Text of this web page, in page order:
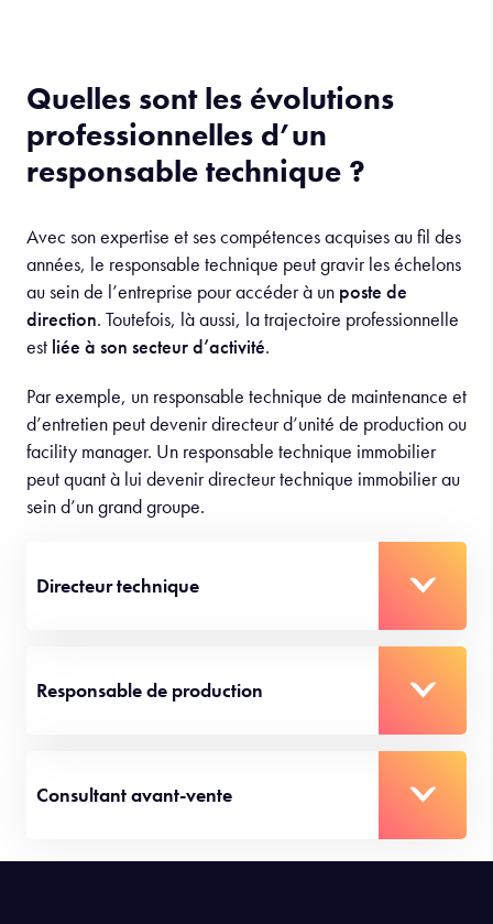
Quelles sont les évolutions
professionnelles d’un
responsable technique ?
Avec son expertise et ses compétences acquises au fil des
années, le responsable technique peut gravir les échelons
au sein de l’entreprise pour accéder à un poste de
direction. Toutefois, là aussi, la trajectoire professionnelle
est liée à son secteur d’activité.
Par exemple, un responsable technique de maintenance et
d’entretien peut devenir directeur d’unité de production ou
facility manager. Un responsable technique immobilier
peut quant à lui devenir directeur technique immobilier au
sein d’un grand groupe.
Directeur technique
Responsable de production
Consultant avant-vente